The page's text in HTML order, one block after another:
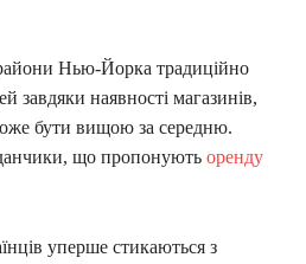
Нью-Йорка традиційно
завдяки наявності магазинів,
бути вищою за середню.
що пропонують оренду
уперше стикаються з